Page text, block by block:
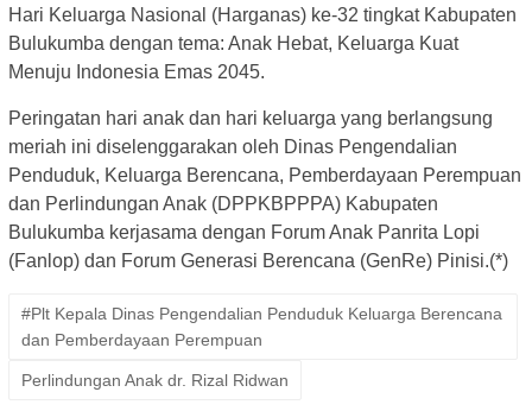
Hari Keluarga Nasional (Harganas) ke-32 tingkat Kabupaten
Bulukumba dengan tema: Anak Hebat, Keluarga Kuat
Menuju Indonesia Emas 2045.
Peringatan hari anak dan hari keluarga yang berlangsung
meriah ini diselenggarakan oleh Dinas Pengendalian
Penduduk, Keluarga Berencana, Pemberdayaan Perempuan
dan Perlindungan Anak (DPPKBPPPA) Kabupaten
Bulukumba kerjasama dengan Forum Anak Panrita Lopi
(Fanlop) dan Forum Generasi Berencana (GenRe) Pinisi.(*)
#Plt Kepala Dinas Pengendalian Penduduk Keluarga Berencana
dan Pemberdayaan Perempuan
Perlindungan Anak dr. Rizal Ridwan